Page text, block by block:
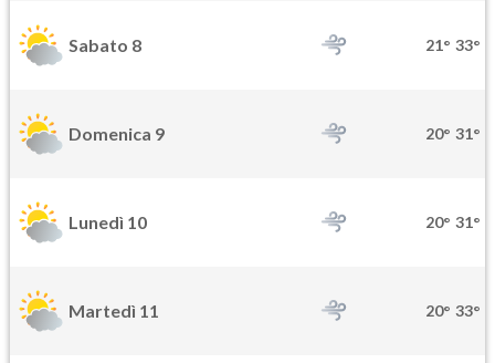
Sabato 8 21° 33°
Domenica 9 20° 31°
Lunedì 10 20° 31°
Martedì 11 20° 33°